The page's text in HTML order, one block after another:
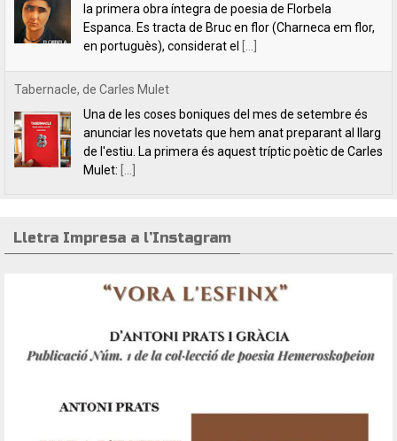
de l'estiu. La primera és aquest tríptic poètic de Carles
Mulet:[...]
Lletra Impresa aposta per la poesia en clau feminista amb motiu
del 8 de Març
L’editorial Lletra Impresa Edicions acaba de publicar
dos títols de poesia que aposten, clarament i sense
fissures, per autores feministes. D’una banda, han
tret a la llum editorial el poemari
Lletra Impresa a l’Instagram